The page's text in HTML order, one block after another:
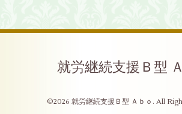
就労継続支援Ｂ型
©2026 就労継続支援Ｂ型 Ａｂｏ . All